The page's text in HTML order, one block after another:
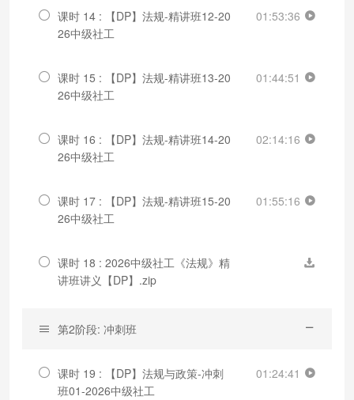
课时 14 : 【DP】法规-精讲班12-20
26中级社工
01:53:36
课时 15 : 【DP】法规-精讲班13-20
26中级社工
01:44:51
课时 16 : 【DP】法规-精讲班14-20
26中级社工
02:14:16
课时 17 : 【DP】法规-精讲班15-20
26中级社工
01:55:16
课时 18 : 2026中级社工《法规》精
讲班讲义【DP】.zip
第2阶段: 冲刺班
课时 19 : 【DP】法规与政策-冲刺
班01-2026中级社工
01:24:41